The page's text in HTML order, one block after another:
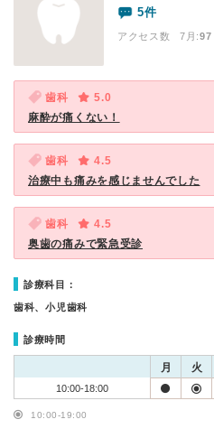
5件
アクセス数 7月:97
歯科
5.0
麻酔が痛くない！
歯科
4.5
治療中も痛みを感じませんでした
歯科
4.5
奥歯の痛みで緊急受診
診療科目：
歯科、小児歯科
診療時間
月 火
10:00-18:00
10:00-19:00